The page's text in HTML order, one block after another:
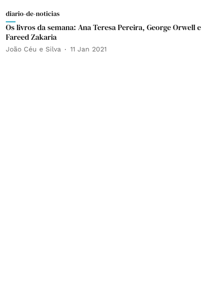
diario-de-noticias
Os livros da semana: Ana Teresa Pereira, George Orwell e
Fareed Zakaria
João Céu e Silva 11 Jan 2021